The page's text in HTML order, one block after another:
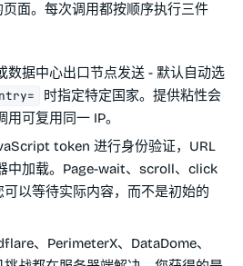
面。每次调用都按顺序执行三件
数据中心出口节点发送 - 默认自动选
时指定特定国家。提供粘性会
可复用同一 IP。
token 进行身份验证，URL
中加载。Page-wait、scroll、click
可以等待实际内容，而不是初始的
、PerimeterX、DataDome、